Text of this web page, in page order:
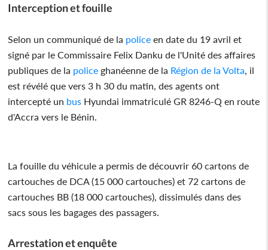
Interception et fouille
Selon un communiqué de la police en date du 19 avril et
signé par le Commissaire Felix Danku de l'Unité des affaires
publiques de la police ghanéenne de la Région de la Volta, il
est révélé que vers 3 h 30 du matin, des agents ont
intercepté un bus Hyundai immatriculé GR 8246-Q en route
d'Accra vers le Bénin.
La fouille du véhicule a permis de découvrir 60 cartons de
cartouches de DCA (15 000 cartouches) et 72 cartons de
cartouches BB (18 000 cartouches), dissimulés dans des
sacs sous les bagages des passagers.
Arrestation et enquête